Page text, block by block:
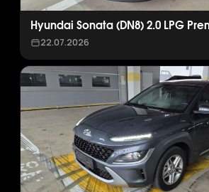
Hyundai Sonata (DN8) 2.0 LPG
22.07.2026